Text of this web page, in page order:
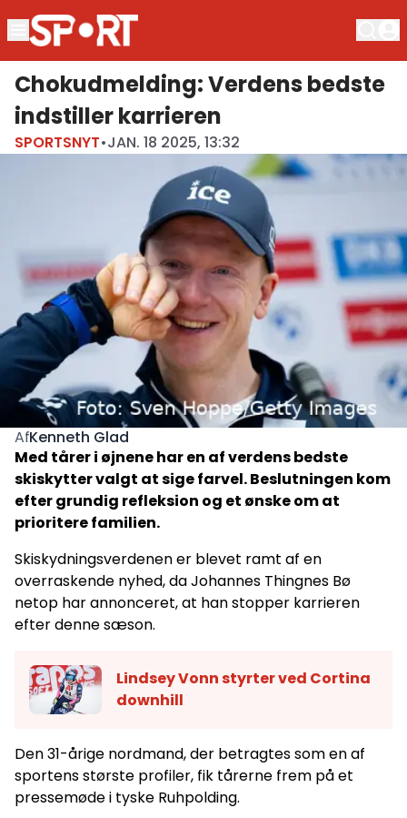
Chokudmelding: Verdens bedste
indstiller karrieren
SPORTSNYT•JAN. 18 2025, 13:32
AfKenneth Glad
Med tårer i øjnene har en af verdens bedste
skiskytter valgt at sige farvel. Beslutningen kom
efter grundig refleksion og et ønske om at
prioritere familien.
Skiskydningsverdenen er blevet ramt af en
overraskende nyhed, da Johannes Thingnes Bø
netop har annonceret, at han stopper karrieren
efter denne sæson.
Lindsey Vonn styrter ved Cortina
downhill
Den 31-årige nordmand, der betragtes som en af
sportens største profiler, fik tårerne frem på et
pressemøde i tyske Ruhpolding.